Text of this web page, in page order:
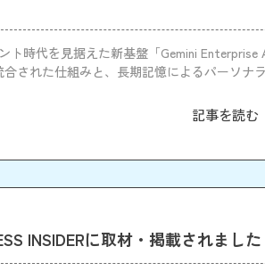
ト時代を見据えた新基盤「Gemini Enterprise
された仕組みと、長期記憶によるパーソナ
記事を読む
INSIDERに取材・掲載されました